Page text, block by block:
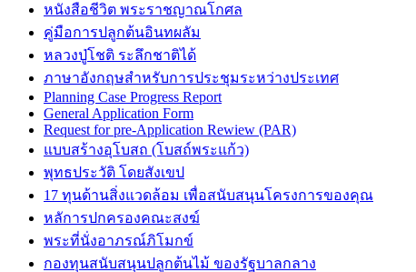
หนังสือชีวิต พระราชญาณโกศล
คู่มือการปลูกต้นอินทผลัม
หลวงปู่โชติ ระลึกชาติได้
ภาษาอังกฤษสำหรับการประชุมระหว่างประเทศ
Planning Case Progress Report
General Application Form
Request for pre-Application Rewiew (PAR)
แบบสร้างอุโบสถ (โบสถ์พระแก้ว)
พุทธประวัติ โดยสังเขป
17 ทุนด้านสิ่งแวดล้อม เพื่อสนับสนุนโครงการของคุณ
หลัการปกครองคณะสงฆ์
พระที่นั่งอาภรณ์ภิโมกข์
กองทุนสนับสนุนปลูกต้นไม้ ของรัฐบาลกลาง